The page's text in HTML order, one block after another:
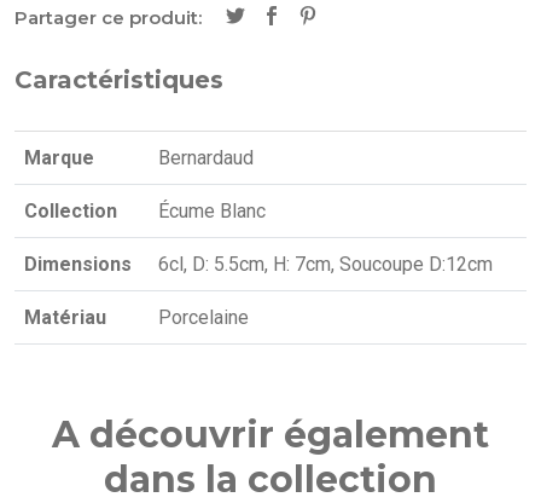
Partager ce produit:
Caractéristiques
Marque Bernardaud
Collection Écume Blanc
Dimensions 6cl, D: 5.5cm, H: 7cm, Soucoupe D:12cm
Matériau Porcelaine
A découvrir également
dans la collection